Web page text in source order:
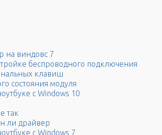
на виндовс 7
беспроводного подключения
клавиш
состояния модуля
с Windows 10
так
ли драйвер
с Windows 7